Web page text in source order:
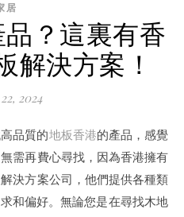
居
？這裏有香
解決方案！
2024
品質的地板香港的產品，感覺
需再費心尋找，因為香港擁有
決方案公司，他們提供各種類
和偏好。無論您是在尋找木地